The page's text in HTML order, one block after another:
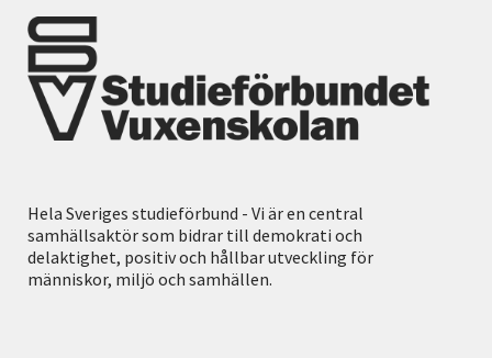
Hela Sveriges studieförbund - Vi är en central
samhällsaktör som bidrar till demokrati och
delaktighet, positiv och hållbar utveckling för
människor, miljö och samhällen.